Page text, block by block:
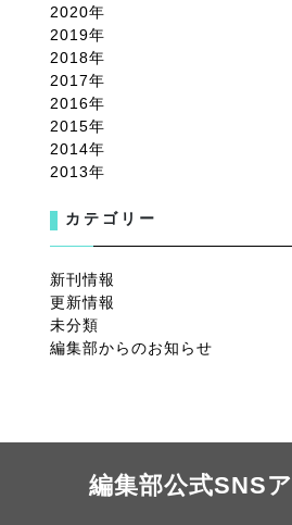
2020
2019
2018
2017
2016
2015
2014
2013
カテゴリー
新刊情報
更新情報
未分類
編集部からのお知らせ
編集部公式SNS